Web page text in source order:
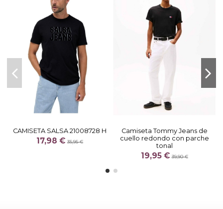
CAMISETA SALSA 21008728 H
17,98 € 35,95 €
Camiseta Tommy Jeans de
cuello redondo con parche
tonal
19,95 €39,90 €